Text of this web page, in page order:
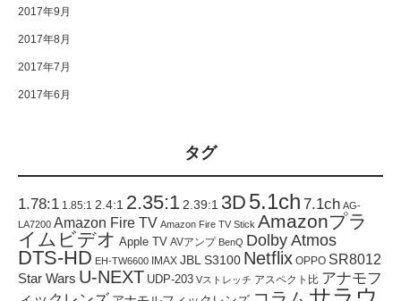
2017年9月
2017年8月
2017年7月
2017年6月
タグ
1.78:1 1.85:1 2.4:1 2.35:1 2.39:1 3D 5.1ch 7.1ch AG-
LA7200 Amazon Fire TV Amazon Fire TV Stick Amazonプラ
イムビデオ Apple TV AVアンプ BenQ Dolby Atmos
DTS-HD EH-TW6600 IMAX JBL S3100 Netflix OPPO SR8012
Star Wars U-NEXT UDP-203 Vストレッチ アスペクト比 アナモフ